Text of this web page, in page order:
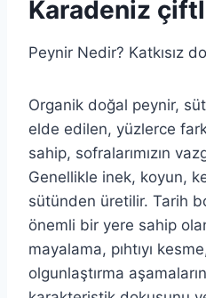
Karadeniz
Peynir Nedir? Katkısız
Organik doğal peynir,
elde edilen, yüzlerce
sahip, sofralarımızın
Genellikle inek, koyun,
sütünden üretilir. Tarih
önemli bir yere sahip
mayalama, pıhtıyı
olgunlaştırma